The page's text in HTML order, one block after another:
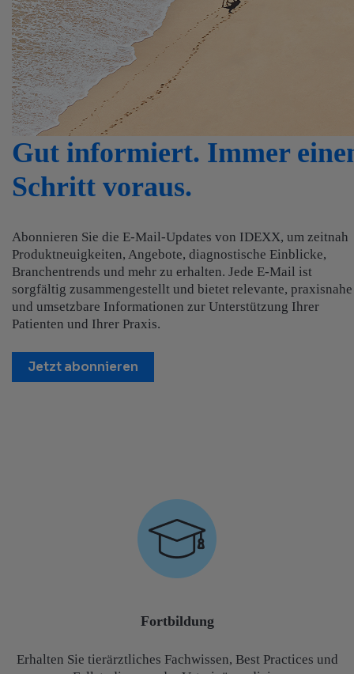
Gut informiert. Immer
Schritt voraus.
Abonnieren Sie die E‑Mail‑Updates von IDEXX, um zeitnah
Produktneuigkeiten, Angebote, diagnostische Einblicke,
Branchentrends und mehr zu erhalten. Jede E‑Mail ist
sorgfältig zusammengestellt und bietet relevante, praxisnahe
und umsetzbare Informationen zur Unterstützung Ihrer
Patienten und Ihrer Praxis.
Jetzt abonnieren
Fortbildung
Erhalten Sie tierärztliches Fachwissen, Best Practices und